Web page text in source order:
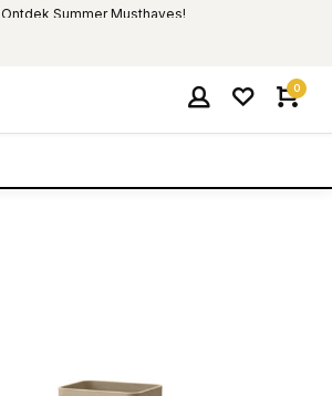
Ontdek Summer Musthaves!
0